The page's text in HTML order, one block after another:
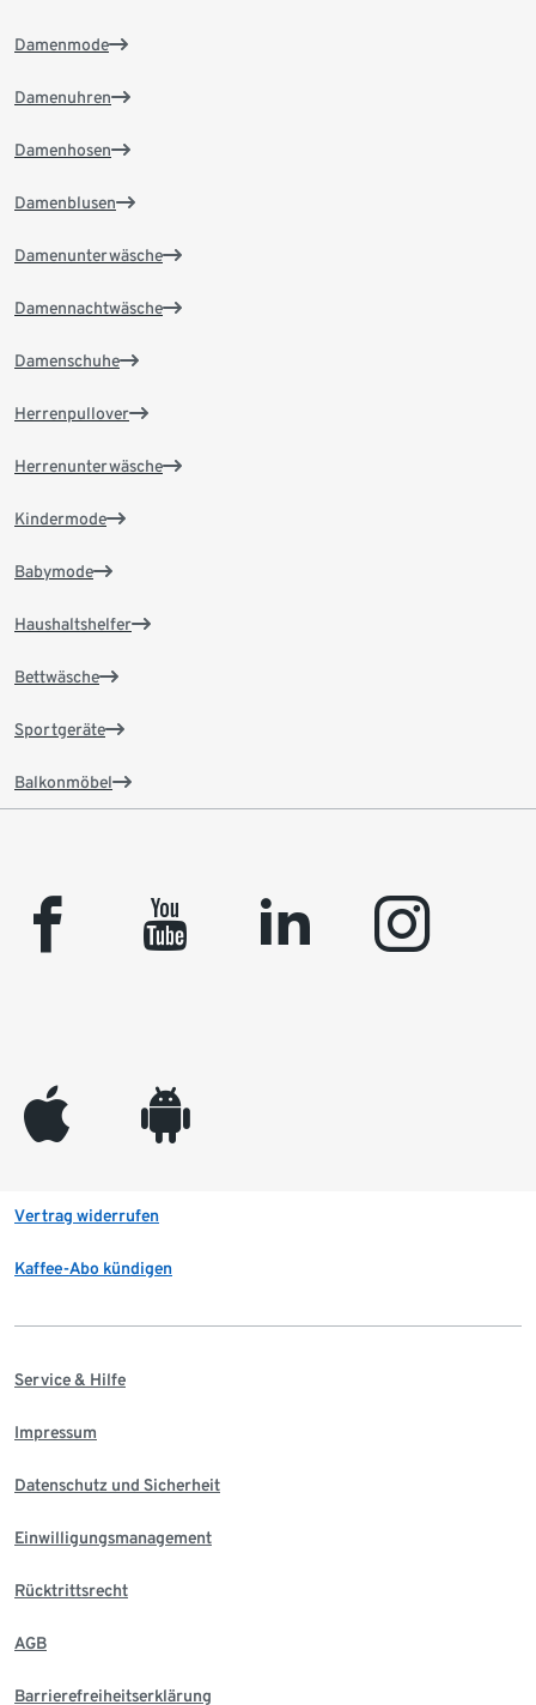
Damenmode
Damenuhren
Damenhosen
Damenblusen
Damenunterwäsche
Damennachtwäsche
Damenschuhe
Herrenpullover
Herrenunterwäsche
Kindermode
Babymode
Haushaltshelfer
Bettwäsche
Sportgeräte
Balkonmöbel
facebook youtube linkedin instagram
appleinc android
Vertrag widerrufen
Kaffee-Abo kündigen
Service & Hilfe
Impressum
Datenschutz und Sicherheit
Einwilligungsmanagement
Rücktrittsrecht
AGB
Barrierefreiheitserklärung